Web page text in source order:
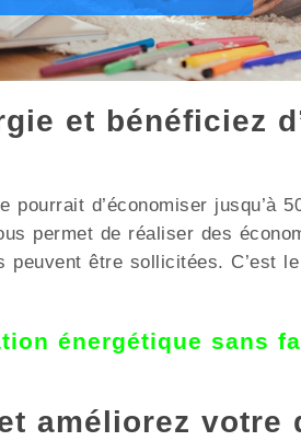
et bénéficiez
d’économiser jusqu’à
permet de réaliser des
être sollicitées. C’est
énergétique sans
améliorez votre